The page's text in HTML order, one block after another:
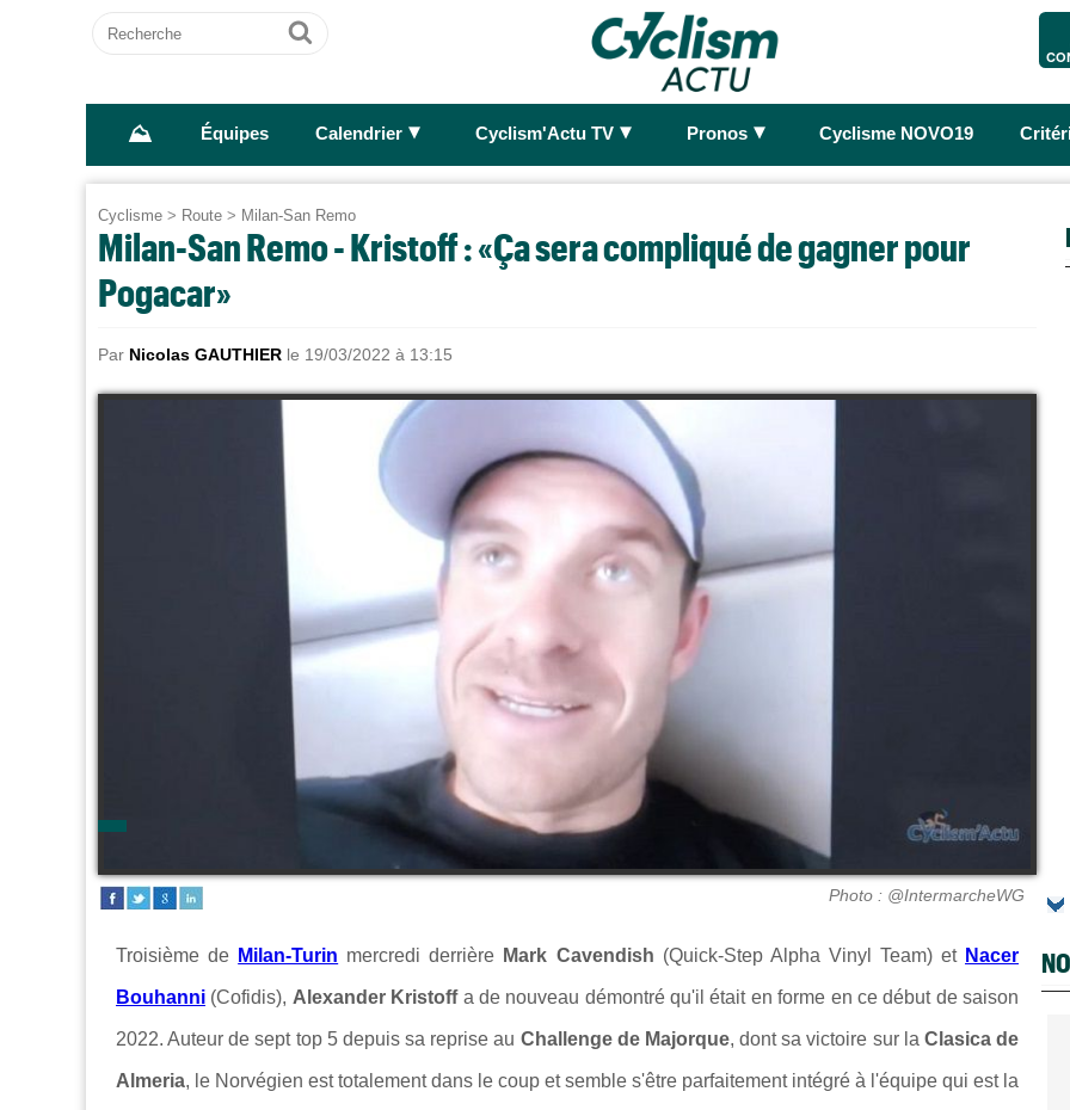
Recherche
Ok
⛰ Équipes Calendrier ► Cyclism'Actu TV ► Pronos ► Cyclisme NOVO19
Cyclisme > Route > Milan-San Remo
Milan-San Remo - Kristoff : «Ça sera compliqué de gagner pour
Pogacar»
Par Nicolas GAUTHIER le 19/03/2022 à 13:15
Photo : @IntermarcheWG
Troisième de Milan-Turin mercredi derrière Mark Cavendish (Quick-Step Alpha Vinyl Team) et Nacer
Bouhanni (Cofidis), Alexander Kristoffa de nouveau démontré qu'il était en forme en ce début de saison
2022. Auteur de sept top 5 depuis sa reprise au Challenge de Majorque, dont sa victoire sur la Clasica de
Almeria, le Norvégien est totalement dans le coup et semble s'être parfaitement intégré à l'équipe qui est la